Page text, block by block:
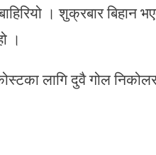
बाहिरियो । शुक्रबार
।
लागि दुवै गोल